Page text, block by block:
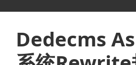
Dedecms